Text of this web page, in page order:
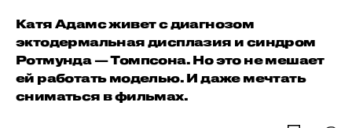
Катя Адамс живет с диагнозом
эктодермальная дисплазия и синдром
Ротмунда — Томпсона. Но это не мешает
ей работать моделью. И даже мечтать
сниматься в фильмах.